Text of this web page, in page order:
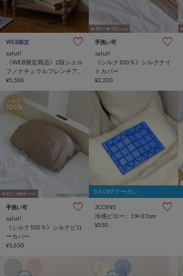
WEB限定
salut!
《WEB限定商品》2段シェル
フ／ナチュラルフレンチア
ンティーク
¥5,500
手洗い可
salut!
《シルク100％》シルクナイ
トカバー
¥2,200
手洗い可
salut!
《シルク100％》シルクピロ
ーカバー
¥1,650
5％OFFクーポン
3COINS
冷感ピロー：19×27cm
¥550